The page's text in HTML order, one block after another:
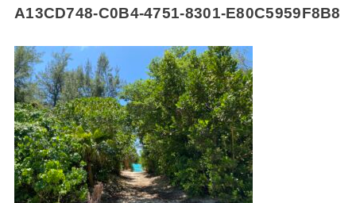
A13CD748-C0B4-4751-8301-E80C5959F8B8